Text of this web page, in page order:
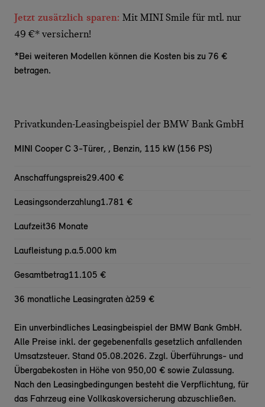
Jetzt zusätzlich sparen: Mit MINI Smile für mtl. nur
49 €* versichern!
*Bei weiteren Modellen können die Kosten bis zu 76 €
betragen.
Privatkunden-Leasingbeispiel der BMW Bank GmbH
MINI Cooper C 3-Türer, , Benzin, 115 kW (156 PS)
Anschaffungspreis29.400 €
Leasingsonderzahlung1.781 €
Laufzeit36 Monate
Laufleistung p.a.5.000 km
Gesamtbetrag11.105 €
36 monatliche Leasingraten à259 €
Ein unverbindliches Leasingbeispiel der BMW Bank GmbH.
Alle Preise inkl. der gegebenenfalls gesetzlich anfallenden
Umsatzsteuer. Stand 05.08.2026. Zzgl. Überführungs- und
Übergabekosten in Höhe von 950,00 € sowie Zulassung.
Nach den Leasingbedingungen besteht die Verpflichtung, für
das Fahrzeug eine Vollkaskoversicherung abzuschließen.